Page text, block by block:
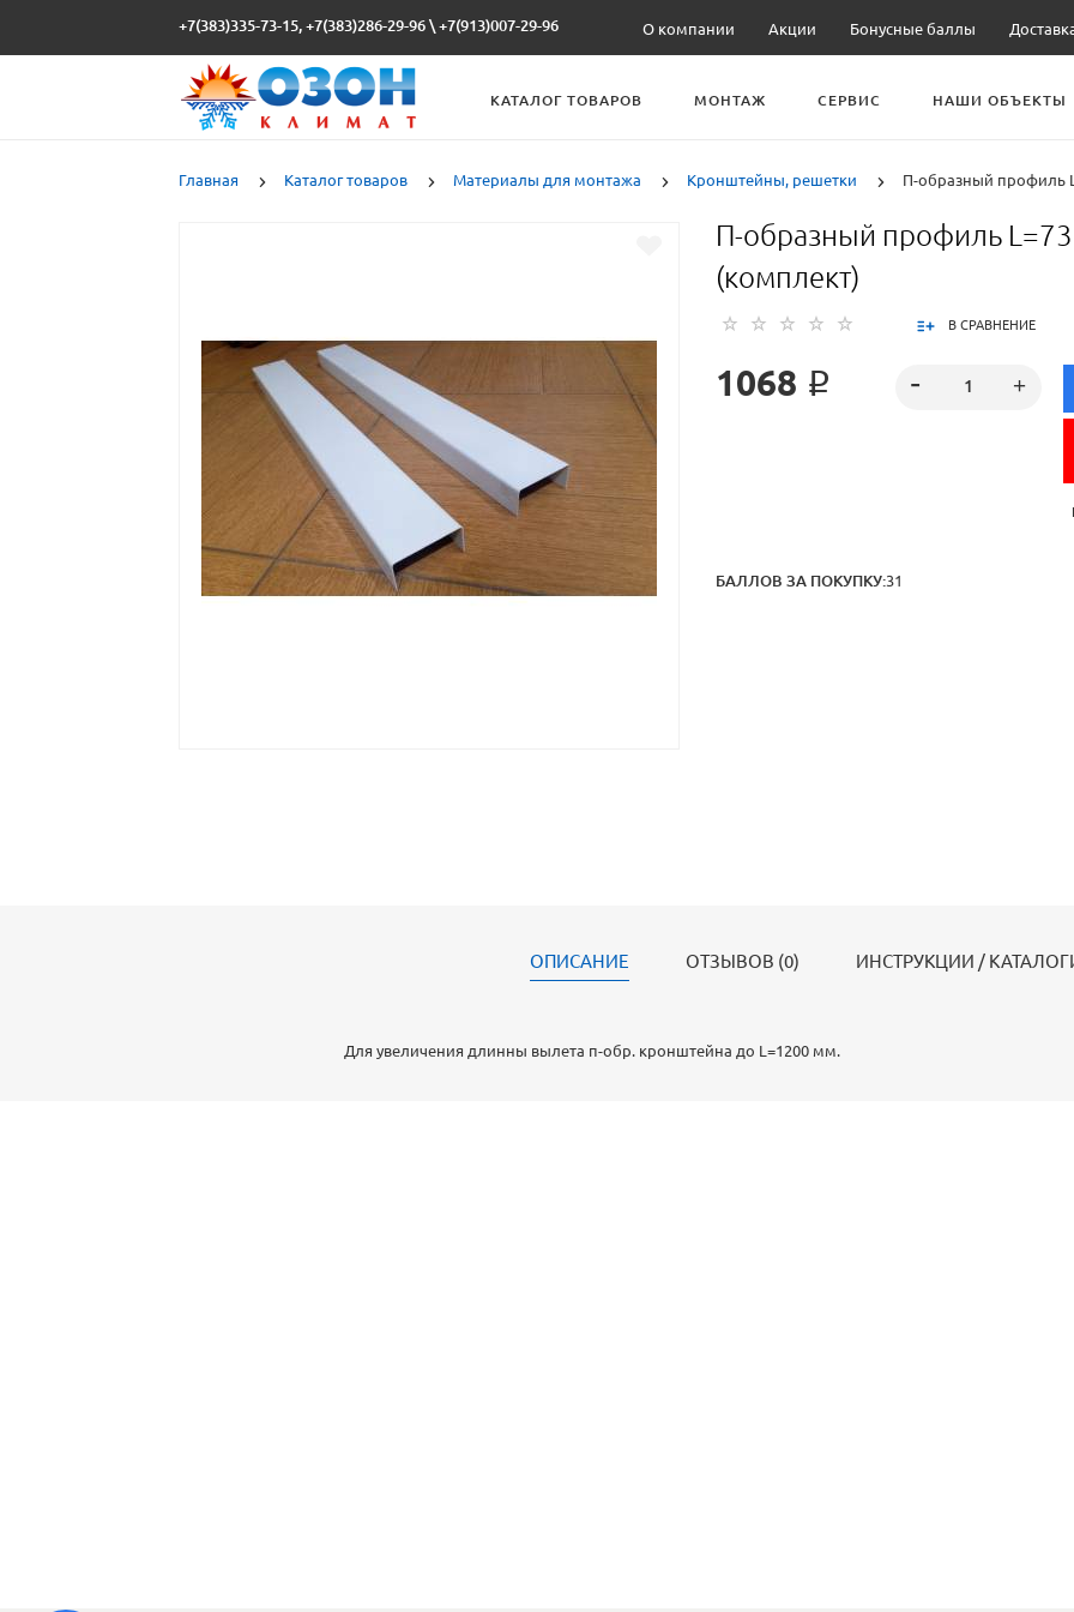
+7(383)335-73-15, +7(383)286-29-96 \+7(913)007-29-96 О компании Акции Бонусные баллы
КАТАЛОГ ТОВАРОВ МОНТАЖ СЕРВИС НАШИ ОБЪЕКТЫ
Главная Каталог товаров Материалы для монтажа Кронштейны, решетки П-образный профиль
П-образный профиль
(комплект)
В СРАВНЕНИЕ
1068 ₽
БАЛЛОВ ЗА ПОКУПКУ:31
ОПИСАНИЕ ОТЗЫВОВ (0) ИНСТРУКЦИИ /
Для увеличения длинны вылета п-обр. кронштейна до L=1200 мм.